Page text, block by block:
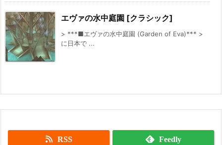
エヴァの水中庭園 [クラシック]
> ***■エヴァの水中庭園 (Garden of Eva)*** >
に日本で ...
RSS Feedly